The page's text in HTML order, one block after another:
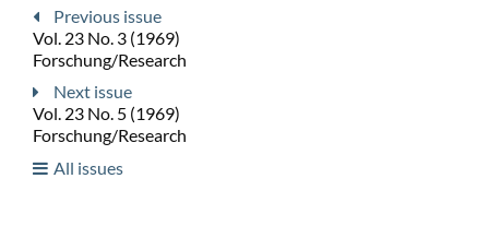
Previous issue
Vol. 23 No. 3 (1969)
Forschung/Research
Next issue
Vol. 23 No. 5 (1969)
Forschung/Research
All issues